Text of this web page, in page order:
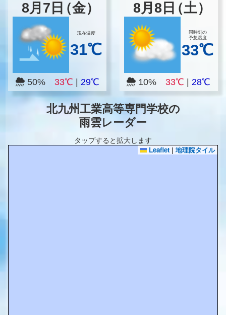
8月 7 日（金）
現在温度
31℃
50% 33℃ 29℃
8月8 日（土）
同時刻の
予想温度
33℃
10% 33℃ |28℃
北九州工業高等専門学校の
雨雲レーダー
タップすると拡大します
Leaflet | 地理院タイル